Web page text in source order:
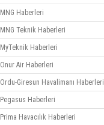
MNG Haberleri
MNG Teknik Haberleri
MyTeknik Haberleri
Onur Air Haberleri
Ordu-Giresun Havalimanı Haberleri
Pegasus Haberleri
Prima Havacılık Haberleri